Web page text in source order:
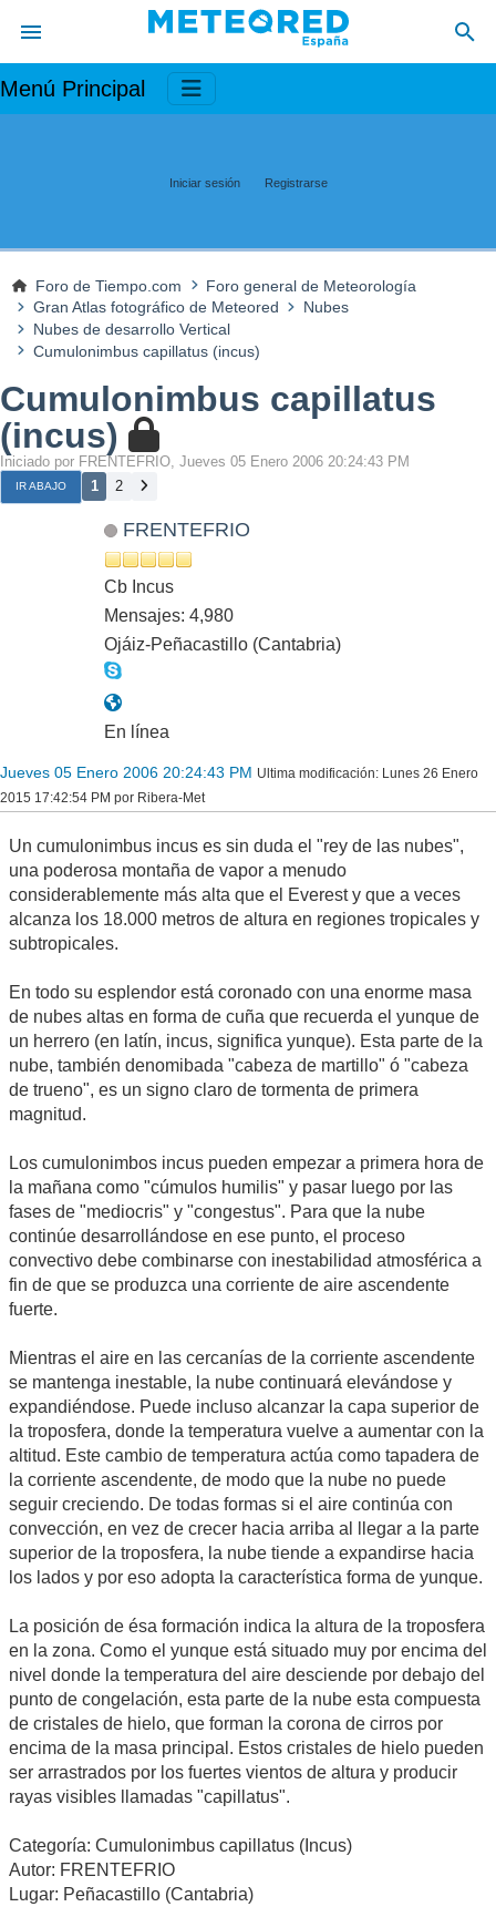
Menú Principal
Iniciar sesión Registrarse
Foro de Tiempo.com
Foro general de Meteorología
Gran Atlas fotográfico de Meteored
Nubes
Nubes de desarrollo Vertical
Cumulonimbus capillatus (incus)
Cumulonimbus capillatus
(incus)
Iniciado por FRENTEFRIO, Jueves 05 Enero 2006 20:24:43 PM
IR ABAJO 1 2
FRENTEFRIO
Cb Incus
Mensajes: 4,980
Ojáiz-Peñacastillo (Cantabria)
En línea
Jueves 05 Enero 2006 20:24:43 PM Ultima modificación: Lunes 26 Enero
2015 17:42:54 PM por Ribera-Met
Un cumulonimbus incus es sin duda el "rey de las nubes",
una poderosa montaña de vapor a menudo
considerablemente más alta que el Everest y que a veces
alcanza los 18.000 metros de altura en regiones tropicales y
subtropicales.
En todo su esplendor está coronado con una enorme masa
de nubes altas en forma de cuña que recuerda el yunque de
un herrero (en latín, incus, significa yunque). Esta parte de la
nube, también denomibada "cabeza de martillo" ó "cabeza
de trueno", es un signo claro de tormenta de primera
magnitud.
Los cumulonimbos incus pueden empezar a primera hora de
la mañana como "cúmulos humilis" y pasar luego por las
fases de "mediocris" y "congestus". Para que la nube
continúe desarrollándose en ese punto, el proceso
convectivo debe combinarse con inestabilidad atmosférica a
fin de que se produzca una corriente de aire ascendente
fuerte.
Mientras el aire en las cercanías de la corriente ascendente
se mantenga inestable, la nube continuará elevándose y
expandiéndose. Puede incluso alcanzar la capa superior de
la troposfera, donde la temperatura vuelve a aumentar con la
altitud. Este cambio de temperatura actúa como tapadera de
la corriente ascendente, de modo que la nube no puede
seguir creciendo. De todas formas si el aire continúa con
convección, en vez de crecer hacia arriba al llegar a la parte
superior de la troposfera, la nube tiende a expandirse hacia
los lados y por eso adopta la característica forma de yunque.
La posición de ésa formación indica la altura de la troposfera
en la zona. Como el yunque está situado muy por encima del
nivel donde la temperatura del aire desciende por debajo del
punto de congelación, esta parte de la nube esta compuesta
de cristales de hielo, que forman la corona de cirros por
encima de la masa principal. Estos cristales de hielo pueden
ser arrastrados por los fuertes vientos de altura y producir
rayas visibles llamadas "capillatus".
Categoría: Cumulonimbus capillatus (Incus)
Autor: FRENTEFRIO
Lugar: Peñacastillo (Cantabria)